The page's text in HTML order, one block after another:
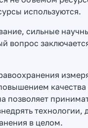
используются.
сильные
позволяет
в целом.